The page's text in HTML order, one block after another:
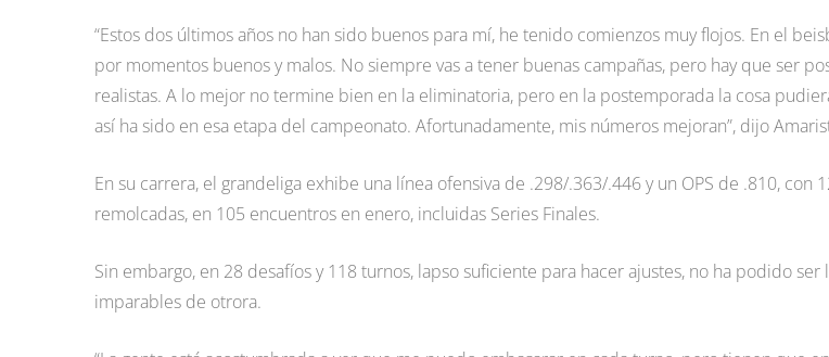
“Estos dos últimos años no han sido buenos para mí, he tenido comienzos muy flojos. En el
por momentos buenos y malos. No siempre vas a tener buenas campañas, pero hay que ser
realistas. A lo mejor no termine bien en la eliminatoria, pero en la postemporada la cosa
así ha sido en esa etapa del campeonato. Afortunadamente, mis números mejoran”, dijo
En su carrera, el grandeliga exhibe una línea ofensiva de .298/.363/.446 y un OPS de .810, con
remolcadas, en 105 encuentros en enero, incluidas Series Finales.
Sin embargo, en 28 desafíos y 118 turnos, lapso suficiente para hacer ajustes, no ha podido ser
imparables de otrora.